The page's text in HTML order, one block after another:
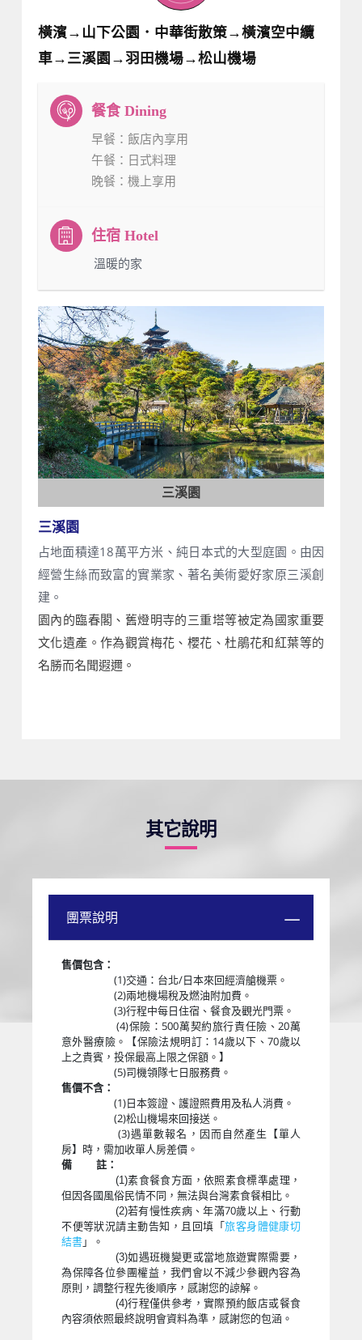
橫濱→山下公園．中華街散策→橫濱空中纜
車→三溪園→羽田機場→松山機場
早餐 ：飯店內享用
午餐 ：日式料理
晚餐 ：機上享用
：溫暖的家
三溪園
三溪園
占地面積達18萬平方米、純日本式的大型庭園。由因
經營生絲而致富的實業家、著名美術愛好家原三溪創
建。
園內的臨春閣、舊燈明寺的三重塔等被定為國家重要
文化遺產。作為觀賞梅花、櫻花、杜鵑花和紅葉等的
名勝而名聞遐邇。
其它說明
團票說明
售價包含：
(1)交通：台北/日本來回經濟艙機票。
(2)兩地機場稅及燃油附加費。
(3)行程中每日住宿、餐食及觀光門票。
(4)保險：500萬契約旅行責任險、20萬
意外醫療險。【保險法規明訂：14歲以下、70歲以
上之貴賓，投保最高上限之保額。】
(5)司機領隊七日服務費。
售價不含：
(1)日本簽證、護證照費用及私人消費。
(2)松山機場來回接送。
(3)遇單數報名，因而自然產生【單人
房】時，需加收單人房差價。
備 註：
(1)素食餐食方面，依照素食標準處理，
但因各國風俗民情不同，無法與台灣素食餐相比。
(2)若有慢性疾病、年滿70歲以上、行動
不便等狀況請主動告知，且回填「旅客身體健康切
結書」。
(3)如遇班機變更或當地旅遊實際需要，
為保障各位參團權益，我們會以不減少參觀內容為
原則，調整行程先後順序，感謝您的諒解。
(4)行程僅供參考，實際預約飯店或餐食
內容須依照最終說明會資料為準，感謝您的包涵。